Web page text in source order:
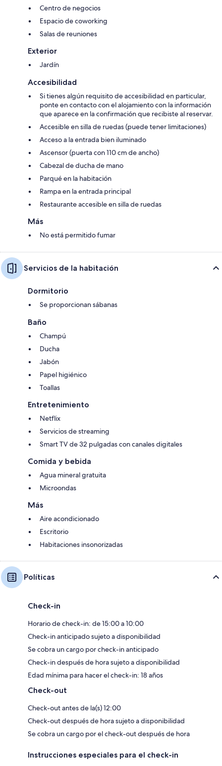
Centro de negocios
Espacio de coworking
Salas de reuniones
Exterior
Jardín
Accesibilidad
Si tienes algún requisito de accesibilidad en particular,
ponte en contacto con el alojamiento con la información
que aparece en la confirmación que recibiste al reservar.
Accesible en silla de ruedas (puede tener limitaciones)
Acceso a la entrada bien iluminado
Ascensor (puerta con 110 cm de ancho)
Cabezal de ducha de mano
Parqué en la habitación
Rampa en la entrada principal
Restaurante accesible en silla de ruedas
Más
No está permitido fumar
Servicios de la habitación
Dormitorio
Se proporcionan sábanas
Baño
Champú
Ducha
Jabón
Papel higiénico
Toallas
Entretenimiento
Netflix
Servicios de streaming
Smart TV de 32 pulgadas con canales digitales
Comida y bebida
Agua mineral gratuita
Microondas
Más
Aire acondicionado
Escritorio
Habitaciones insonorizadas
Políticas
Check-in
Horario de check-in: de 15:00 a 10:00
Check-in anticipado sujeto a disponibilidad
Se cobra un cargo por check-in anticipado
Check-in después de hora sujeto a disponibilidad
Edad mínima para hacer el check-in: 18 años
Check-out
Check-out antes de la(s) 12:00
Check-out después de hora sujeto a disponibilidad
Se cobra un cargo por el check-out después de hora
Instrucciones especiales para el check-in